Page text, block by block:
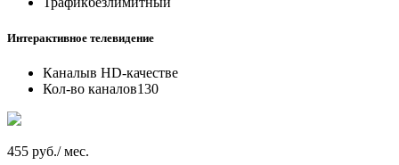
Интерактивное телевидение
Каналыв HD-качестве
Кол-во каналов130
455 руб./ мес.